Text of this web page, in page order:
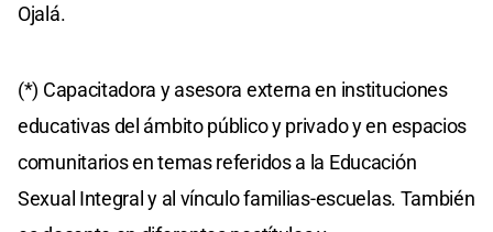
Ojalá.
(*) Capacitadora y asesora externa en instituciones
educativas del ámbito público y privado y en espacios
comunitarios en temas referidos a la Educación
Sexual Integral y al vínculo familias-escuelas. También